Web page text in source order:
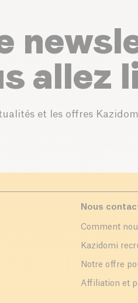
allez
et les offres
Nous
Comment
Kazidomi
Notre offre
Affiliation et